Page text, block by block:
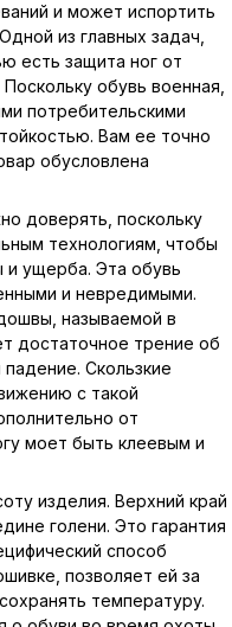
и может испортить
из главных задач,
есть защита ног от
обувь военная,
потребительскими
Вам ее точно
обусловлена
доверять, поскольку
технологиям, чтобы
ущерба. Эта обувь
и невредимыми.
называемой в
достаточное трение об
Скользкие
с такой
от
моет быть клеевым и
изделия. Верхний край
голени. Это гарантия
способ
позволяет ей за
температуру.